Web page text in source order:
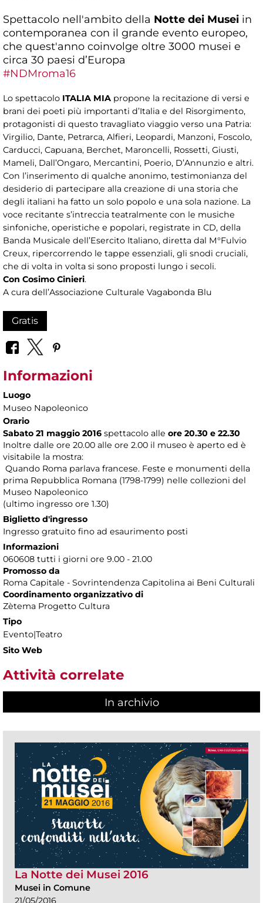
Spettacolo nell'ambito della Notte dei Musei in
contemporanea con il grande evento europeo,
che quest'anno coinvolge oltre 3000 musei e
circa 30 paesi d’Europa
#NDMroma16
Lo spettacolo ITALIA MIA propone la recitazione di versi e
brani dei poeti più importanti d’Italia e del Risorgimento,
protagonisti di questo travagliato viaggio verso una Patria:
Virgilio, Dante, Petrarca, Alfieri, Leopardi, Manzoni, Foscolo,
Carducci, Capuana, Berchet, Maroncelli, Rossetti, Giusti,
Mameli, Dall’Ongaro, Mercantini, Poerio, D’Annunzio e altri.
Con l’inserimento di qualche anonimo, testimonianza del
desiderio di partecipare alla creazione di una storia che
degli italiani ha fatto un solo popolo e una sola nazione. La
voce recitante s’intreccia teatralmente con le musiche
sinfoniche, operistiche e popolari, registrate in CD, della
Banda Musicale dell’Esercito Italiano, diretta dal M°Fulvio
Creux, ripercorrendo le tappe essenziali, gli snodi cruciali,
che di volta in volta si sono proposti lungo i secoli.
Con Cosimo Cinieri.
A cura dell’Associazione Culturale Vagabonda Blu
Gratis
Informazioni
Luogo
Museo Napoleonico
Orario
Sabato 21 maggio 2016 spettacolo alle ore 20.30 e 22.30
Inoltre dalle ore 20.00 alle ore 2.00 il museo è aperto ed è
visitabile la mostra:
Quando Roma parlava francese. Feste e monumenti della
prima Repubblica Romana (1798-1799) nelle collezioni del
Museo Napoleonico
(ultimo ingresso ore 1.30)
Biglietto d'ingresso
Ingresso gratuito fino ad esaurimento posti
Informazioni
060608 tutti i giorni ore 9.00 - 21.00
Promosso da
Roma Capitale - Sovrintendenza Capitolina ai Beni Culturali
Coordinamento organizzativo di
Zètema Progetto Cultura
Tipo
Evento|Teatro
Sito Web
Attività correlate
In archivio
La Notte dei Musei 2016
Musei in Comune
21/05/2016